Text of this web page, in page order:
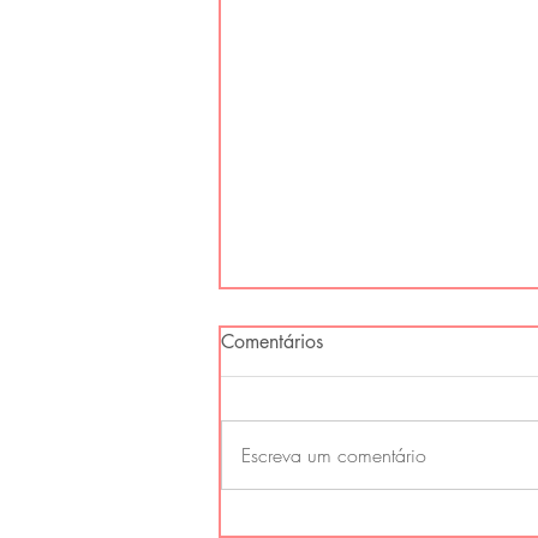
Comentários
Escreva um comentário